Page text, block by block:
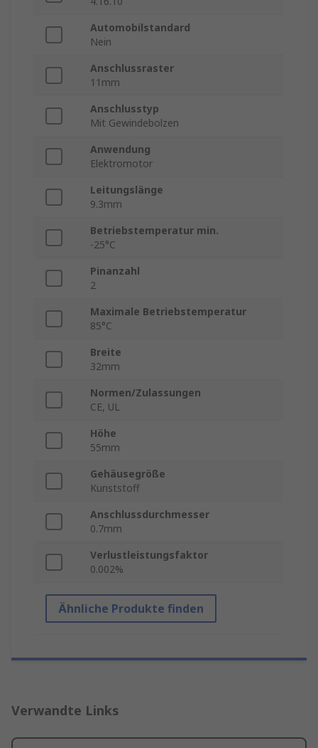
Automobilstandard
Nein
Anschlussraster
11mm
Anschlusstyp
Mit Gewindebolzen
Anwendung
Elektromotor
Leitungslänge
9.3mm
Betriebstemperatur min.
-25°C
Pinanzahl
2
Maximale Betriebstemperatur
85°C
Breite
32mm
Normen/Zulassungen
CE, UL
Höhe
55mm
Gehäusegröße
Kunststoff
Anschlussdurchmesser
0.7mm
Verlustleistungsfaktor
0.002%
Ähnliche Produkte finden
Verwandte Links